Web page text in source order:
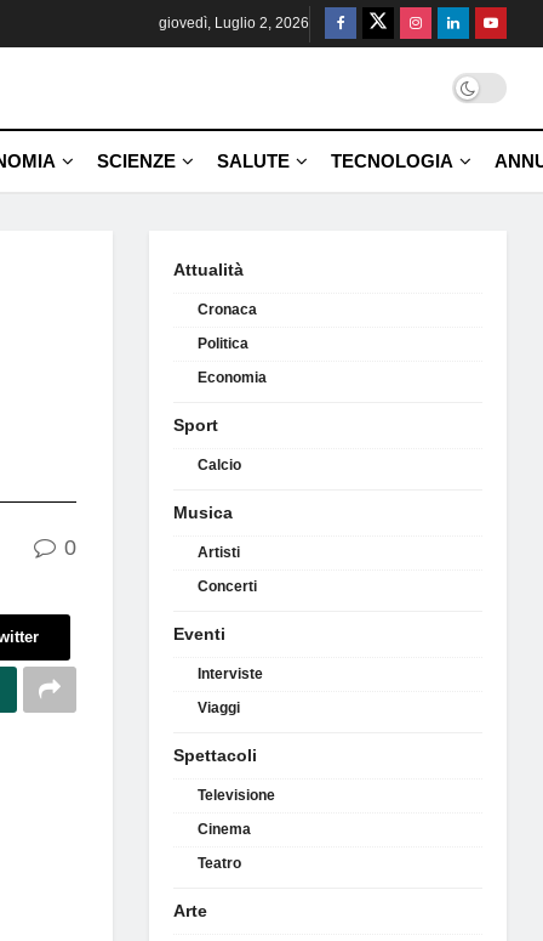
giovedì, Luglio 2, 2026
SCIENZE SALUTE TECNOLOGIA
0
Attualità
Cronaca
Politica
Economia
Sport
Calcio
Musica
Artisti
Concerti
Eventi
Interviste
Viaggi
Spettacoli
Televisione
Cinema
Teatro
Arte